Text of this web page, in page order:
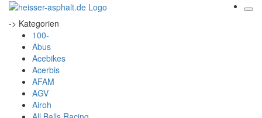
-> Kategorien
100-
Abus
Acebikes
Acerbis
AFAM
AGV
Airoh